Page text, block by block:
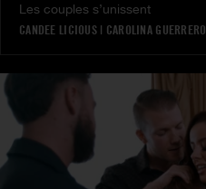
Les couples s’unissent
CANDEE LICIOUS| CAROLINA GUERRERO